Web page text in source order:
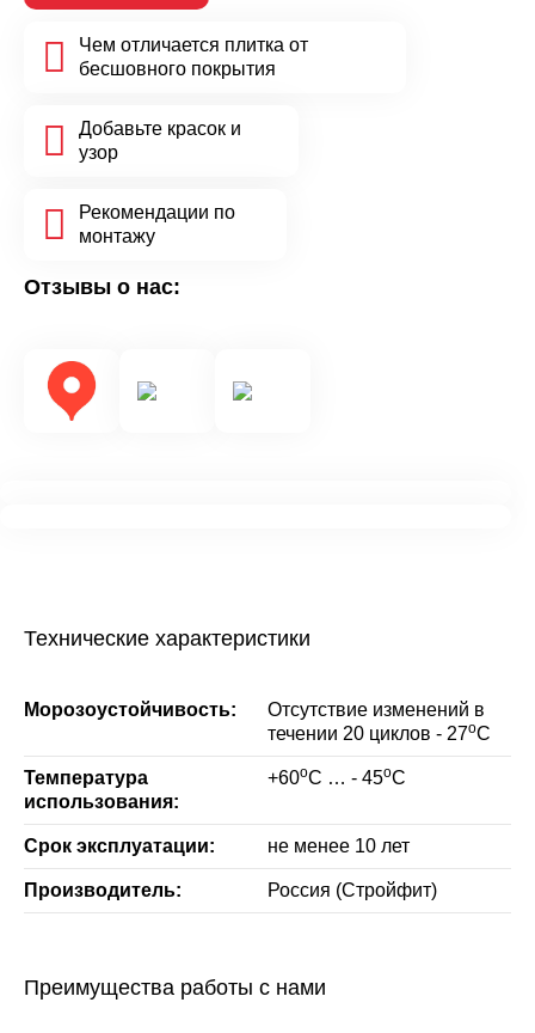
из
резиновой
крошки,
Чем отличается плитка от
бесшовного покрытия
Добавьте красок и
узор
Рекомендации по
монтажу
Отзывы о нас:
Технические характеристики
Морозоустойчивость:
Отсутствие изменений в
течении 20 циклов - 27оС
Температура
использования:
+60оС … - 45оС
Срок эксплуатации: не менее 10 лет
Производитель: Россия (Стройфит)
Преимущества работы с нами